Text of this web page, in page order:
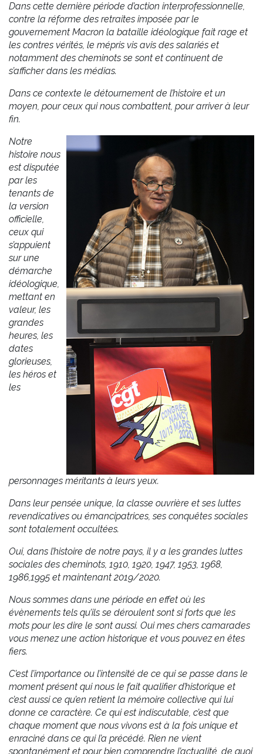
Dans cette dernière période d’action interprofessionnelle,
contre la réforme des retraites imposée par le
gouvernement Macron la bataille idéologique fait rage et
les contres vérités, le mépris vis avis des salariés et
notamment des cheminots se sont et continuent de
s’afficher dans les médias.
Dans ce contexte le détournement de l’histoire et un
moyen, pour ceux qui nous combattent, pour arriver à leur
fin.
Notre
histoire nous
est disputée
par les
tenants de
la version
officielle,
ceux qui
s’appuient
sur une
démarche
idéologique,
mettant en
valeur, les
grandes
heures, les
dates
glorieuses,
les héros et
les
personnages méritants à leurs yeux.
Dans leur pensée unique, la classe ouvrière et ses luttes
revendicatives ou émancipatrices, ses conquêtes sociales
sont totalement occultées.
Oui, dans l’histoire de notre pays, il y a les grandes luttes
sociales des cheminots, 1910, 1920, 1947, 1953, 1968,
1986,1995 et maintenant 2019/2020.
Nous sommes dans une période en effet où les
évènements tels qu’ils se déroulent sont si forts que les
mots pour les dire le sont aussi. Oui mes chers camarades
vous menez une action historique et vous pouvez en êtes
fiers.
C’est l’importance ou l’intensité de ce qui se passe dans le
moment présent qui nous le fait qualifier d’historique et
c’est aussi ce qu’en retient la mémoire collective qui lui
donne ce caractère. Ce qui est indiscutable, c’est que
chaque moment que nous vivons est à la fois unique et
enraciné dans ce qui l’a précédé. Rien ne vient
spontanément et pour bien comprendre l’actualité, de quoi